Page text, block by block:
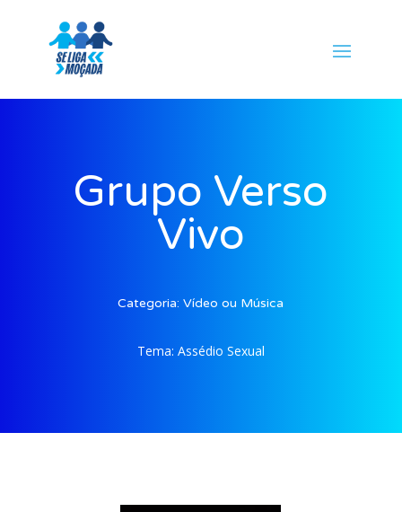
Grupo Verso
Vivo
Categoria:Vídeo ou Música
Tema: Assédio Sexual